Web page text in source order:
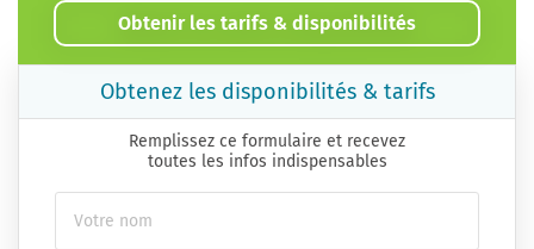
Obtenir les tarifs & disponibilités
Obtenez les disponibilités & tarifs
Remplissez ce formulaire et recevez
toutes les infos indispensables